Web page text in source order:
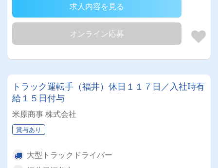
求人内容を見る
オンライン応募
トラック運転手（福井）休日１１７日／入社時有
給１５日付与
米原商事 株式会社
賞与あり
大型トラックドライバー